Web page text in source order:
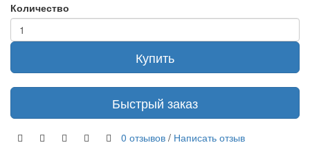
Количество
Купить
Быстрый заказ
0 отзывов / Написать отзыв